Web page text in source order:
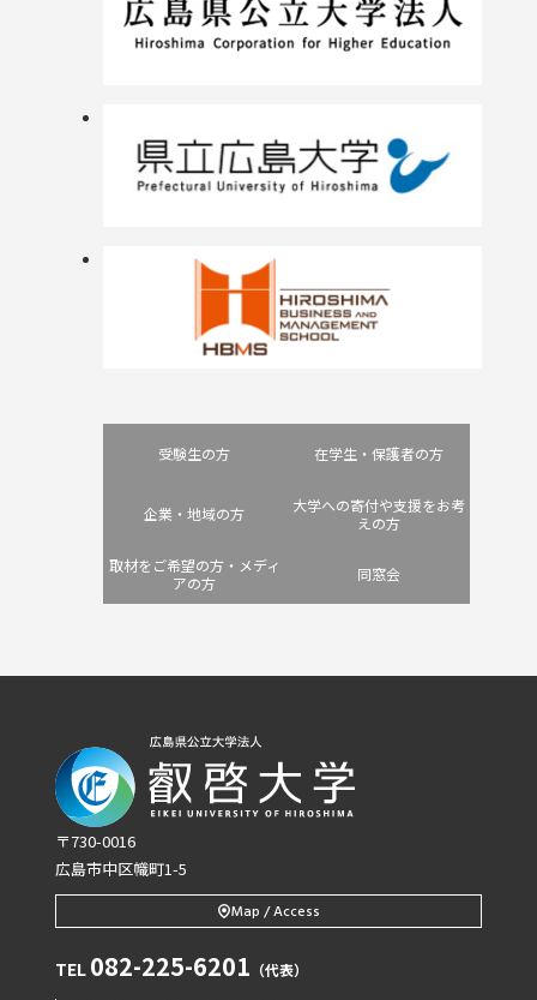
受験生の方 在学生・保護者の方
企業・地域の方
大学への寄付や支援をお考
えの方
取材をご希望の方・メディ
アの方
同窓会
〒730-0016
広島市中区幟町1-5
Map / Access
TEL 082-225-6201 （代表）